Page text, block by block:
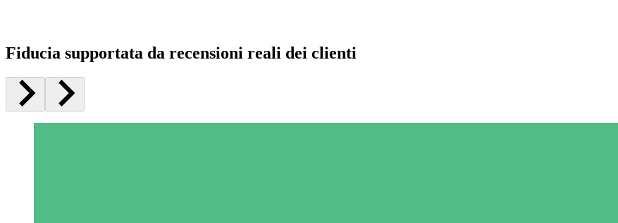
Fiducia supportata da recensioni reali dei clienti